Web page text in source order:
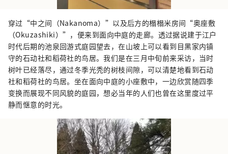
穿过“中之间（Nakanoma）”以及后方的榻榻米房间“奥座敷
（Okuzashiki）”，便来到面向中庭的走廊。透过据说建于江户
时代后期的池泉回游式庭园望去，在山坡上可以看到目黑家内镇
守的石动社和稻荷社的鸟居。我们是在三月中旬前来采访，当时
树叶已经落尽，通过冬季光秃的树枝间隙，可以清楚地看到石动
社和稻荷社的鸟居。坐在面向中庭的小座敷中，一边欣赏随四季
变换而展现不同风貌的庭园，想必当年的人们也曾在这里度过平
静而惬意的时光。